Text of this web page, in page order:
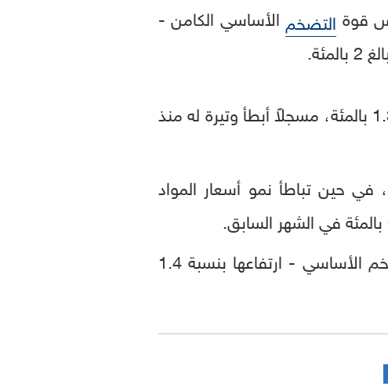
قوة التضخم الأساسي الكامن -
أما معدل التضخم العام، الذي يشمل جميع السلع والخدمات، فقد تباطأ إلى 1.3 بالمئة، مسجلاً أبطأ وتيرة له منذ
في حين تباطأ نمو أسعار المواد
- وهي مؤشر رئيسي على التضخم الأساسي - ارتفاعها بنسبة 1.4